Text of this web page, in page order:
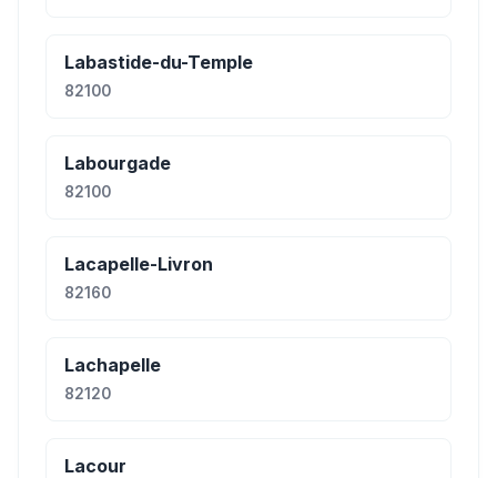
Labastide-du-Temple
82100
Labourgade
82100
Lacapelle-Livron
82160
Lachapelle
82120
Lacour